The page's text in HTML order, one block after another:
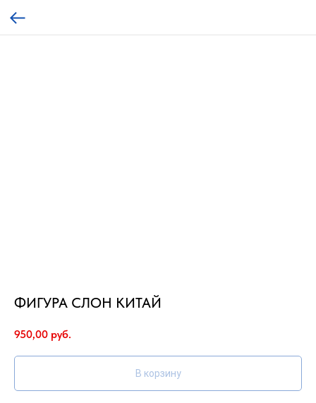
ФИГУРА СЛОН КИТАЙ
950,00 руб.
В корзину